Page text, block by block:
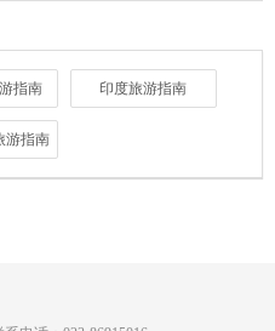
指南 印度旅游指南
游指南